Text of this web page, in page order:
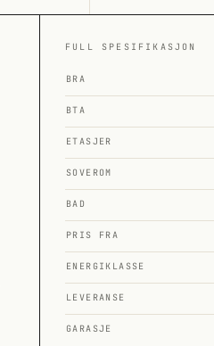
FULL SPESIFIKASJON
BRA
BTA
ETASJER
SOVEROM
BAD
PRIS FRA
ENERGIKLASSE
LEVERANSE
GARASJE